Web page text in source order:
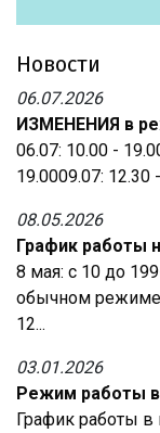
Новости
06.07.2026
ИЗМЕНЕНИЯ в
06.07: 10.00 -
19.0009.07: 12.30
08.05.2026
График работы
8 мая: с 10 до
обычном
12...
03.01.2026
Режим работы
График работы в